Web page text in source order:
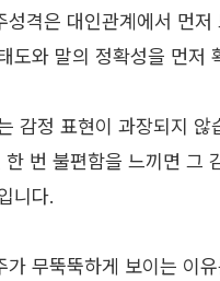
성격은 대인관계에서 먼
도와 말의 정확성을 먼저
감정 표현이 과장되지
한 번 불편함을 느끼면 그
니다.
가 무뚝뚝하게 보이는 이